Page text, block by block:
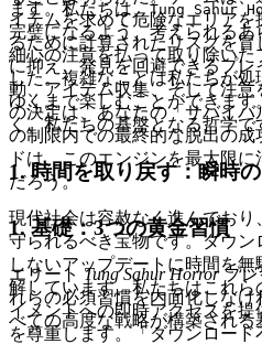
イテムを求めて危険なエリア
るために計算されたリスクを
に抑え、発見を回避できるプ
動、アイテム収集、そして注
の決定は、あなたの「サバイバ
の制限内での最終的な脱出の
ドは、このエンジンを最大限
だろう。
1. 基礎：3つの黄金習慣
エリート Tung Sahur Horrorプレ
れらの必須習慣を内面化しな
べての高度な戦略が構築される
ます。私たちは、Tung Sahur
完璧になるよう、考えられる
細心の注意を払って取り除い
した。複雑なことは私たちが
ゆくまで楽しむことができま
く、私たちの基盤となる哲学で
1. 時間を取り戻す：瞬時
現代社会は容赦なく進んでお
守られるべき宝物です。ダウ
しないアップデートに時間を
解しています。私たちはこれ
イメントへの即時アクセスを
を尊重します。「ダウンロー